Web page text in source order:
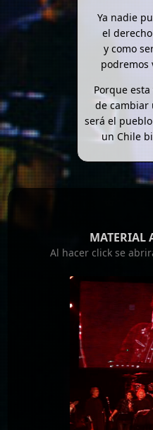
Ya nadie
el
y como
podremos
Porque
de cambiar
será el
un Chile
MATERIAL
Al hacer click se